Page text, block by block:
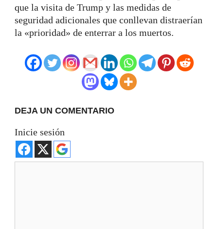
que la visita de Trump y las medidas de
seguridad adicionales que conllevan distraerían
la «prioridad» de enterrar a los muertos.
DEJA UN COMENTARIO
Inicie sesión